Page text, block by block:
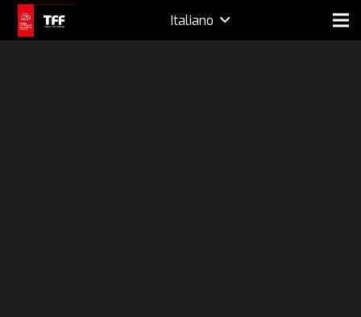
Italiano